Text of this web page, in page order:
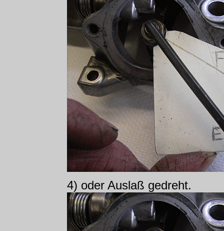
4) oder Auslaß gedreht.